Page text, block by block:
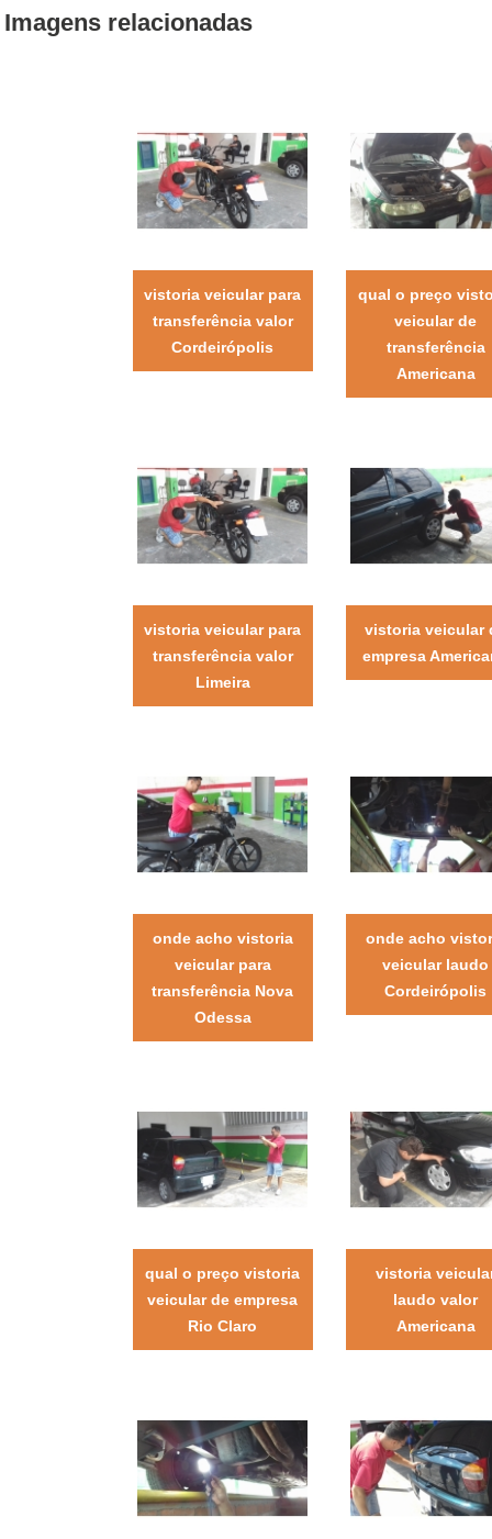
Imagens relacionadas
vistoria veicular para
transferência valor
Cordeirópolis
qual o preço
veicular de
transferência
Americana
vistoria veicular para
transferência valor
Limeira
vistoria veicular
empresa
onde acho vistoria
veicular para
transferência Nova
Odessa
onde acho
veicular laudo
Cordeirópolis
qual o preço vistoria
veicular de empresa
Rio Claro
vistoria
laudo valor
Americana